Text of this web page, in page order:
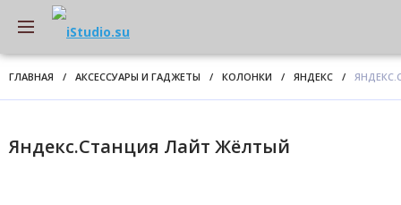
ГЛАВНАЯ / АКСЕССУАРЫ И ГАДЖЕТЫ / КОЛОНКИ / ЯНДЕКС /
Яндекс.Станция Лайт Жёлтый